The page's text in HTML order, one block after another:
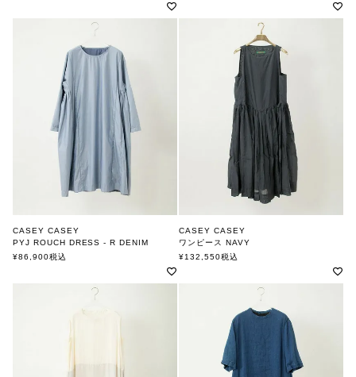
CASEY CASEY
PYJ ROUCH DRESS - R DENIM
INDIGO
¥86,900税込
CASEY CASEY
ワンピース NAVY
ケーシーケーシー
¥132,550税込